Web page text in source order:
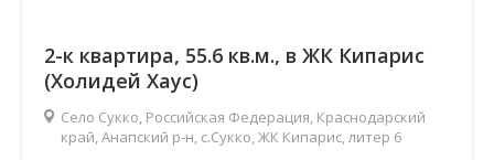
2-к квартира, 55.6 кв.м., в ЖК Кипарис
(Холидей Хаус)
Село Сукко, Российская Федерация, Краснодарский
край, Анапский р-н, с.Сукко, ЖК Кипарис, литер 6